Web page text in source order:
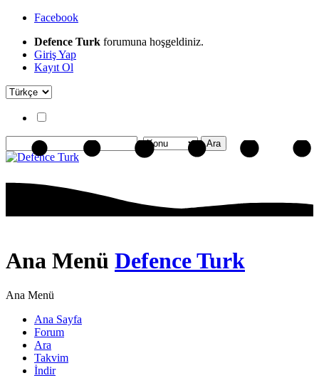
Facebook
Defence Turk forumuna hoşgeldiniz.
Giriş Yap
Kayıt Ol
Ana Menü Defence Turk
Ana Menü
Ana Sayfa
Forum
Ara
Takvim
İndir